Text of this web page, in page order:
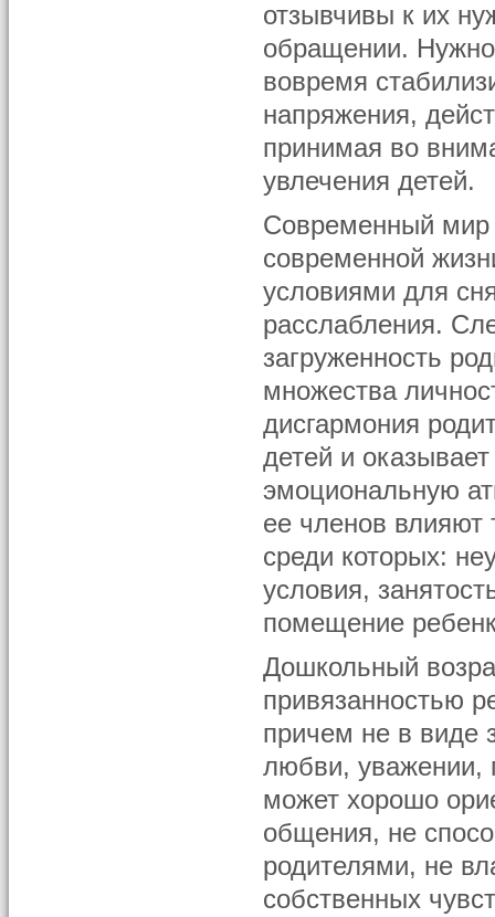
отзывчивы к их
обращении. Нужно
вовремя
напряжения,
принимая во
увлечения детей.
Современный мир
современной
условиями для
расслабления.
загруженность
множества
дисгармония
детей и
эмоциональную
ее членов влияют
среди которых:
условия,
помещение
Дошкольный
привязанностью
причем не в виде
любви, уважении,
может хорошо
общения, не
родителями, не
собственных